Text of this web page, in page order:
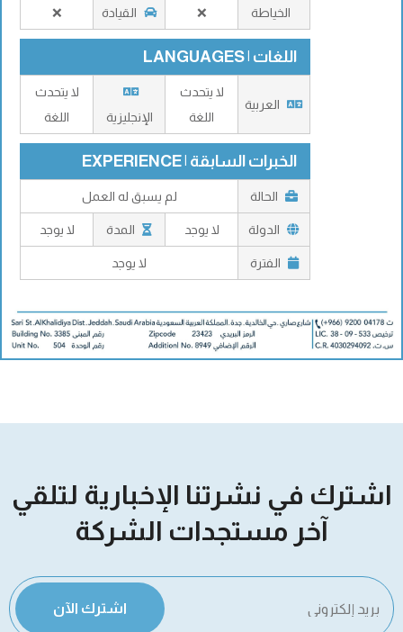
الخياطة ❌ القيادة ❌
اللغات | LANGUAGES
العربية
لا يتحدث
اللغة
الإنجليزية
لا يتحدث
اللغة
الخبرات السابقة | EXPERIENCE
الحالة لم يسبق له العمل
الدولة لا يوجد المدة لا يوجد
الفترة لا يوجد
اشترك في نشرتنا الإخبارية لتلقي
آخر مستجدات الشركة
اشترك الآن